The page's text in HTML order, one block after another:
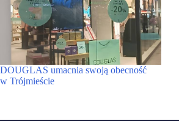
DOUGLAS umacnia swoją obecność
w Trójmieście